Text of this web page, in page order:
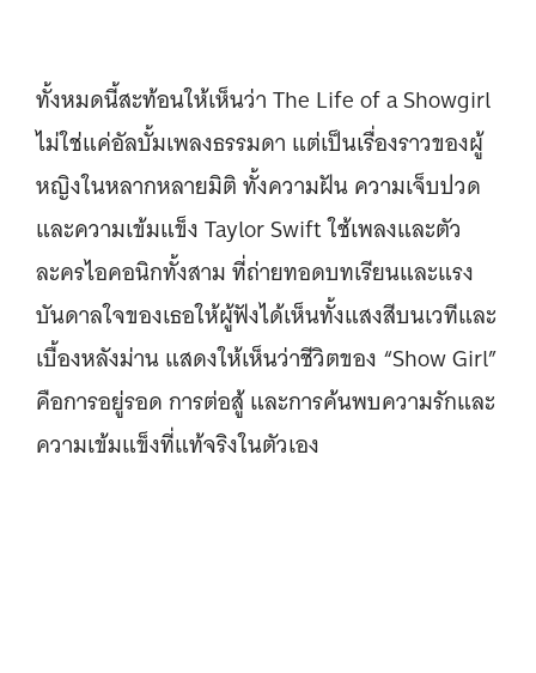
ทั้งหมดนี้สะท้อนให้เห็นว่า The Life of a Showgirl
ไม่ใช่แค่อัลบั้มเพลงธรรมดา แต่เป็นเรื่องราวของผู้
หญิงในหลากหลายมิติ ทั้งความฝัน ความเจ็บปวด
และความเข้มแข็ง Taylor Swift ใช้เพลงและตัว
ละครไอคอนิกทั้งสาม ที่ถ่ายทอดบทเรียนและแรง
บันดาลใจของเธอให้ผู้ฟังได้เห็นทั้งแสงสีบนเวทีและ
เบื้องหลังม่าน แสดงให้เห็นว่าชีวิตของ “Show Girl”
คือการอยู่รอด การต่อสู้ และการค้นพบความรักและ
ความเข้มแข็งที่แท้จริงในตัวเอง